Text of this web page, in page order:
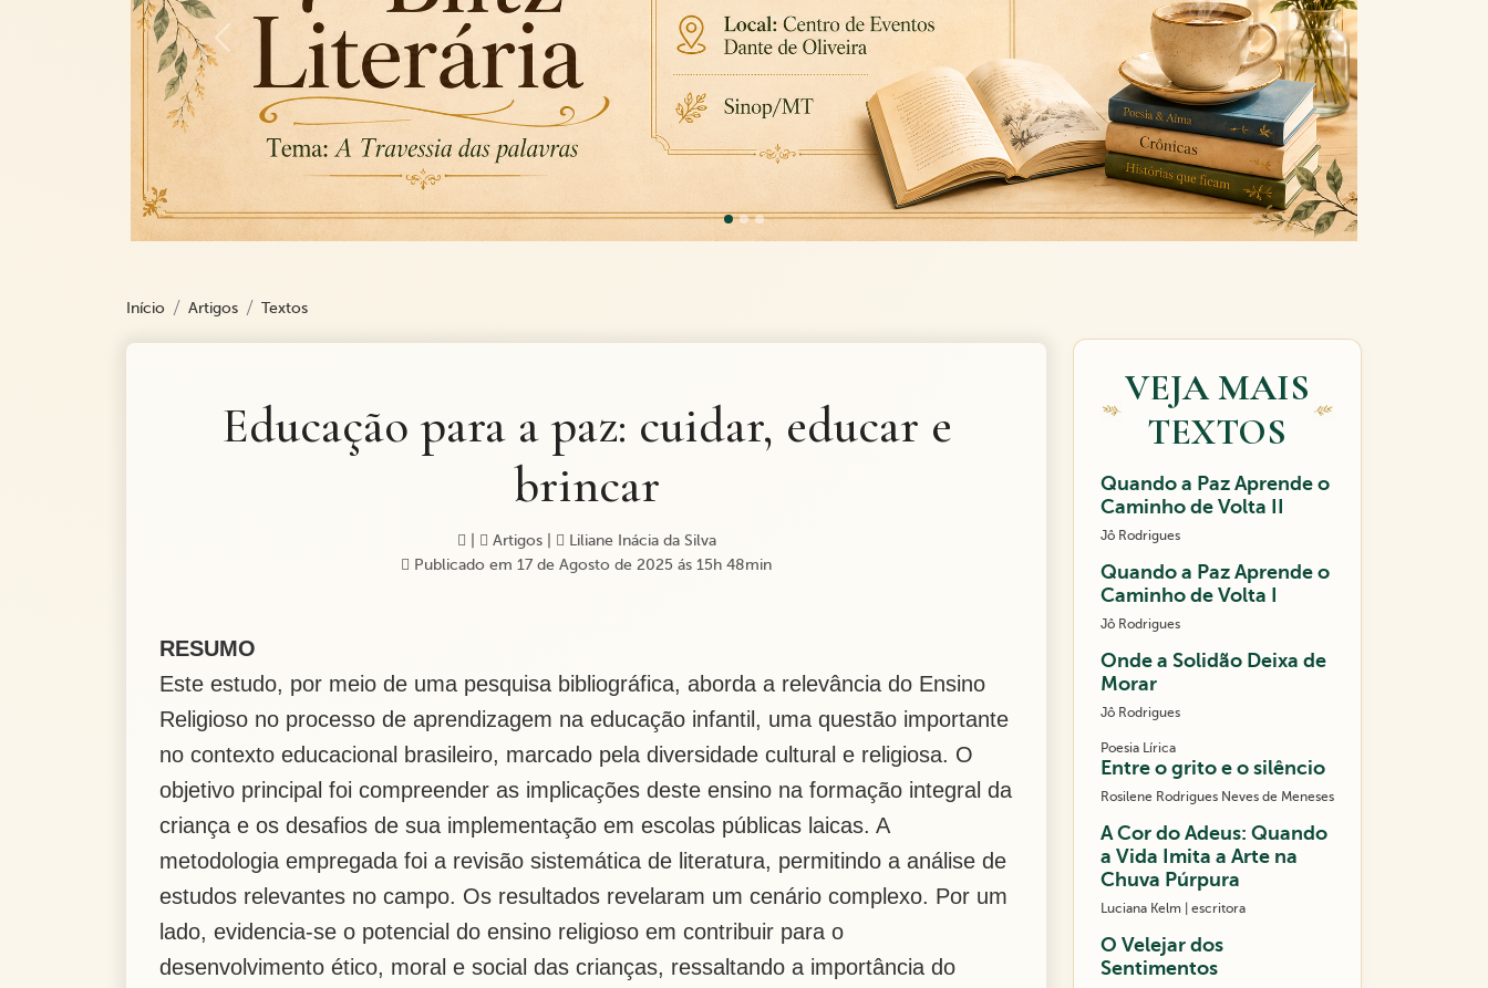
Previous Next
Início Artigos Textos
Educação para a paz: cuidar, educar e
brincar
Artigos|
Liliane Inácia da Silva
Publicado em 17 de Agosto de 2025 ás 15h 48min
RESUMO
Este estudo, por meio de uma pesquisa bibliográfica, aborda a relevância do Ensino
Religioso no processo de aprendizagem na educação infantil, uma questão importante
no contexto educacional brasileiro, marcado pela diversidade cultural e religiosa. O
objetivo principal foi compreender as implicações deste ensino na formação integral da
criança e os desafios de sua implementação em escolas públicas laicas. A
metodologia empregada foi a revisão sistemática de literatura, permitindo a análise de
estudos relevantes no campo. Os resultados revelaram um cenário complexo. Por um
lado, evidencia-se o potencial do ensino religioso em contribuir para o
desenvolvimento ético, moral e social das crianças, ressaltando a importância do
VEJA MAIS
TEXTOS
Quando a Paz Aprende o
Caminho de Volta II
Jô Rodrigues
Quando a Paz Aprende o
Caminho de Volta I
Jô Rodrigues
Onde a Solidão Deixa de
Morar
Jô Rodrigues
Poesia Lírica
Entre o grito e o silêncio
Rosilene Rodrigues Neves de Meneses
A Cor do Adeus: Quando
a Vida Imita a Arte na
Chuva Púrpura
Luciana Kelm | escritora
O Velejar dos
Sentimentos